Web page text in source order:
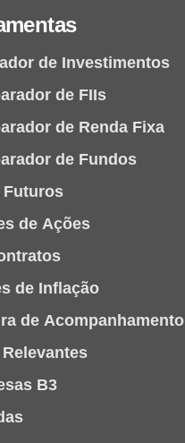
de Investimentos
de FIIs
de Renda Fixa
de Fundos
de Ações
de Inflação
de Acompanhamento
B3